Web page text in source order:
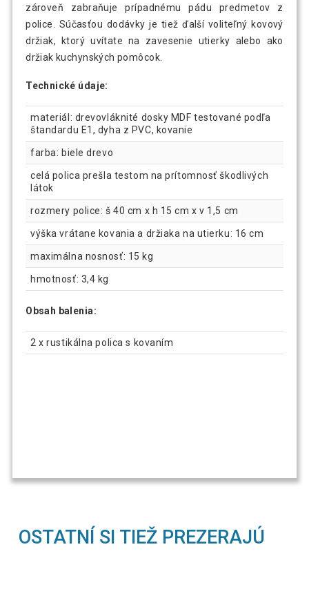
zároveň zabraňuje prípadnému pádu predmetov z
police. Súčasťou dodávky je tiež ďalší voliteľný kovový
držiak, ktorý uvítate na zavesenie utierky alebo ako
držiak kuchynských pomôcok.
Technické údaje:
materiál: drevovláknité dosky MDF testované podľa
štandardu E1, dyha z PVC, kovanie
farba: biele drevo
celá polica prešla testom na prítomnosť škodlivých
látok
rozmery police: š 40 cm x h 15 cm x v 1,5 cm
výška vrátane kovania a držiaka na utierku: 16 cm
maximálna nosnosť: 15 kg
hmotnosť: 3,4 kg
Obsah balenia:
2 x rustikálna polica s kovaním
OSTATNÍ SI TIEŽ PREZERAJÚ